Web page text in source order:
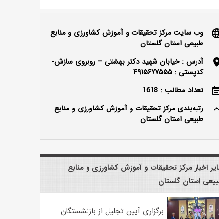
وب سایت مرکز تحقیقات و آموزش کشاورزی و منابع
طبیعی استان گلستان
آدرس : خیابان شهید دکتر بهشتی – روبروی سازش-
کدپستی : ۴۹۱۵۶۷۷۵۵۵
تعداد مطالب : 1618
keyboard_arrow_up
رتبه‌بندی مرکز تحقیقات و آموزش کشاورزی و منابع
طبیعی استان گلستان
اخبار مرکز تحقیقات و آموزش کشاورزی و منابع
استان گلستان
برگزاری آیین تجلیل از بازنشستگان